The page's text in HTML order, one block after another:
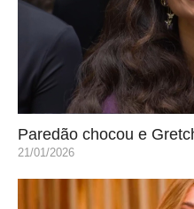
Paredão chocou e
21/01/2026